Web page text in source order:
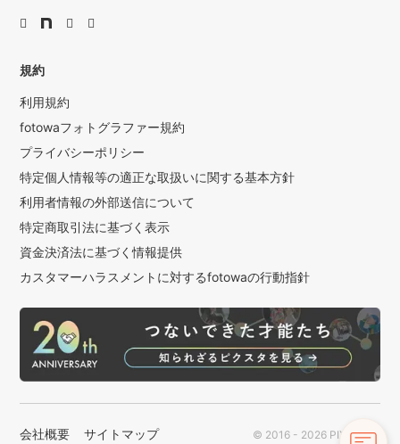
規約
利用規約
fotowaフォトグラファー規約
プライバシーポリシー
特定個人情報等の適正な取扱いに関する基本方針
利用者情報の外部送信について
特定商取引法に基づく表示
資金決済法に基づく情報提供
カスタマーハラスメントに対するfotowaの行動指針
会社概要 サイトマップ © 2016 - 2026 PIXTA Inc.